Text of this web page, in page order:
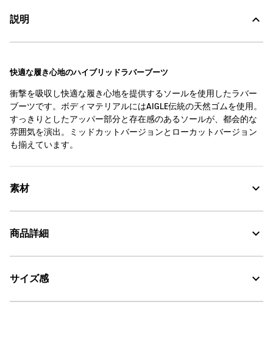
説明
快適な履き心地のハイブリッドラバーブーツ
衝撃を吸収し快適な履き心地を提供するソールを使用したラバー
ブーツです。ボディマテリアルにはAIGLE伝統の天然ゴムを使用。
すっきりとしたアッパー部分と存在感のあるソールが、都会的な
雰囲気を演出。ミッドカットバージョンとローカットバージョン
も揃えています。
素材
素材の特徴
商品詳細
・色：オリヴィンヌ (004)
サイズ感